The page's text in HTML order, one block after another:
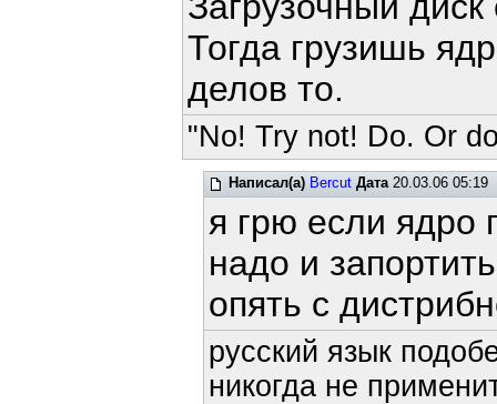
Тогда грузишь
делов то.
"No! Try not! Do. Or
Написал(а) Bercut Дата20.03.06 05:19
я грю если ядро
надо и
опять с
русский язык
никогда не